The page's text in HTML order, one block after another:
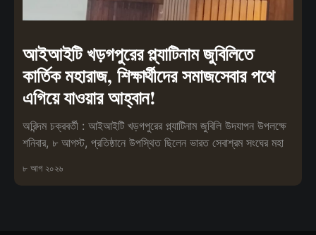
আইআইটি খড়গপুরের প্ল্যাটিনাম জুবিলিতে
কার্তিক মহারাজ, শিক্ষার্থীদের সমাজসেবার পথে
এগিয়ে যাওয়ার আহ্বান!
অরিন্দম চক্রবর্তী : আইআইটি খড়গপুরের প্ল্যাটিনাম জুবিলি উদযাপন উপলক্ষে
শনিবার, ৮ আগস্ট, প্রতিষ্ঠানে উপস্থিত ছিলেন ভারত সেবাশ্রম সংঘের মহা
৮ আগ ২০২৬